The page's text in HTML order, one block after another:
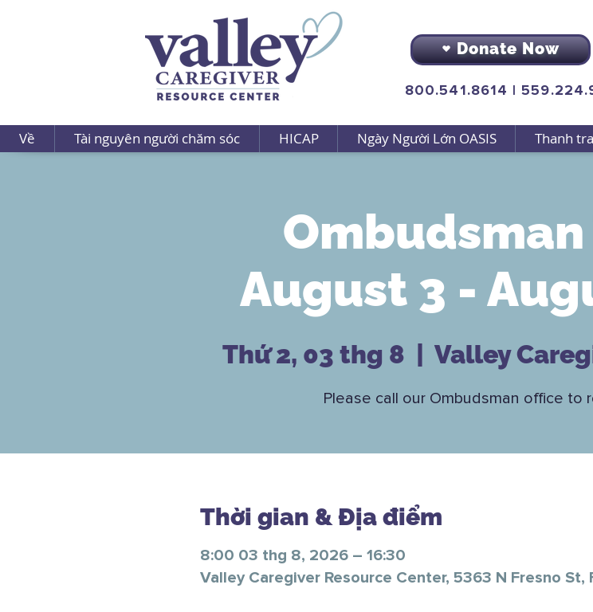
Donate Now
800.541.8614 |
Về Tài nguyên người chăm sóc HICAP Ngày Người Lớn OASIS Thanh
August 3 -
Thứ 2, 03 thg 8 Valley
Please call our Ombudsman office to
Thời gian & Địa điểm
8:00 03 thg 8, 2026 – 16:30
Valley Caregiver Resource Center, 5363 N Fresno St,